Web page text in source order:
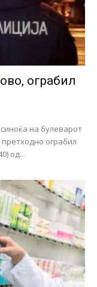
ограбил
на булеварот
ограбил
од...